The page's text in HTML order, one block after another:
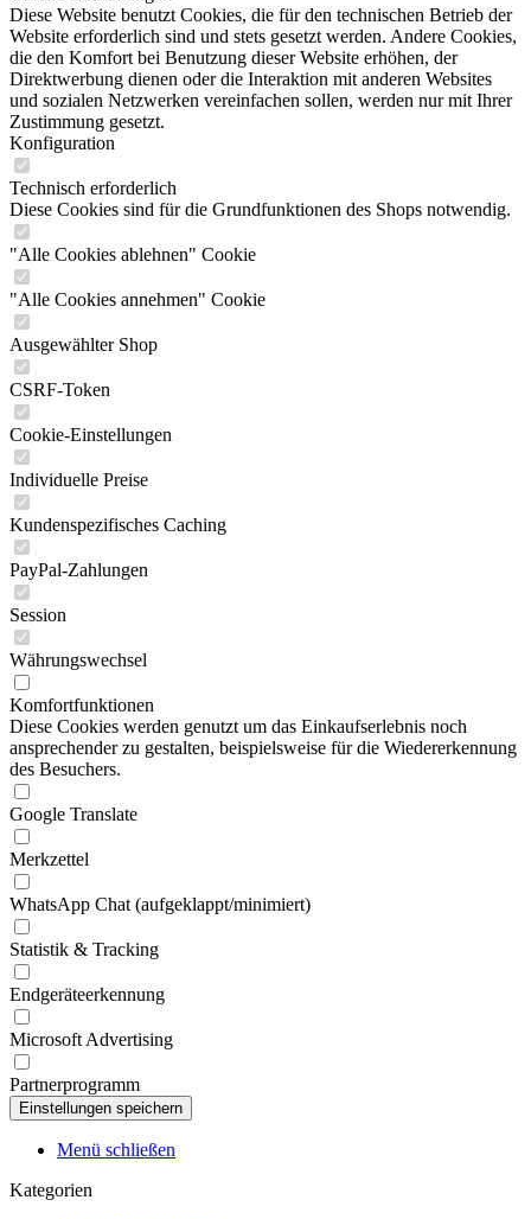
Diese Website benutzt Cookies, die für den technischen Betrieb der
Website erforderlich sind und stets gesetzt werden. Andere Cookies,
die den Komfort bei Benutzung dieser Website erhöhen, der
Direktwerbung dienen oder die Interaktion mit anderen Websites
und sozialen Netzwerken vereinfachen sollen, werden nur mit Ihrer
Zustimmung gesetzt.
Konfiguration
Technisch erforderlich
Diese Cookies sind für die Grundfunktionen des Shops notwendig.
"Alle Cookies ablehnen" Cookie
"Alle Cookies annehmen" Cookie
Ausgewählter Shop
CSRF-Token
Cookie-Einstellungen
Individuelle Preise
Kundenspezifisches Caching
PayPal-Zahlungen
Session
Währungswechsel
Komfortfunktionen
Diese Cookies werden genutzt um das Einkaufserlebnis noch
ansprechender zu gestalten, beispielsweise für die Wiedererkennung
des Besuchers.
Google Translate
Merkzettel
WhatsApp Chat (aufgeklappt/minimiert)
Statistik & Tracking
Endgeräteerkennung
Microsoft Advertising
Partnerprogramm
Menü schließen
Kategorien